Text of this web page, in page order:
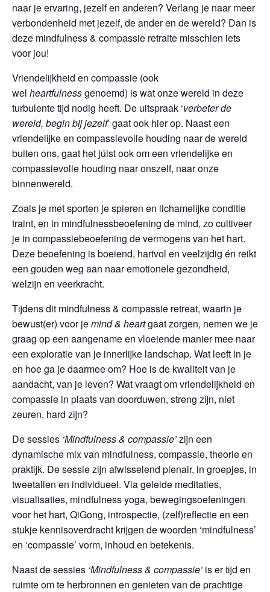
naar je ervaring, jezelf en anderen? Verlang je naar meer
verbondenheid met jezelf, de ander en de wereld? Dan is
deze mindfulness & compassie retraite misschien iets
voor jou!
Vriendelijkheid en compassie (ook
wel heartfulnessgenoemd) is wat onze wereld in deze
turbulente tijd nodig heeft. De uitspraak ‘verbeter de
wereld, begin bij jezelf’ gaat ook hier op. Naast een
vriendelijke en compassievolle houding naar de wereld
buiten ons, gaat het júist ook om een vriendelijke en
compassievolle houding naar onszelf, naar onze
binnenwereld.
Zoals je met sporten je spieren en lichamelijke conditie
traint, en in mindfulnessbeoefening de mind, zo cultiveer
je in compassiebeoefening de vermogens van het hart.
Deze beoefening is boeiend, hartvol en veelzijdig én reikt
een gouden weg aan naar emotionele gezondheid,
welzijn en veerkracht.
Tijdens dit mindfulness & compassie retreat, waarin je
bewust(er) voor jemind & heartgaat zorgen, nemen we je
graag op een aangename en vloeiende manier mee naar
een exploratie van je innerlijke landschap. Wat leeft in je
en hoe ga je daarmee om? Hoe is de kwaliteit van je
aandacht, van je leven? Wat vraagt om vriendelijkheid en
compassie in plaats van doorduwen, streng zijn, niet
zeuren, hard zijn?
De sessies ‘Mindfulness & compassie’zijn een
dynamische mix van mindfulness, compassie, theorie en
praktijk. De sessie zijn afwisselend plenair, in groepjes, in
tweetallen en individueel. Via geleide meditaties,
visualisaties, mindfulness yoga, bewegingsoefeningen
voor het hart, QiGong, introspectie, (zelf)reflectie en een
stukje kennisoverdracht krijgen de woorden ‘mindfulness’
en ‘compassie’ vorm, inhoud en betekenis.
Naast de sessies ‘Mindfulness & compassie’ is er tijd en
ruimte om te herbronnen en genieten van de prachtige